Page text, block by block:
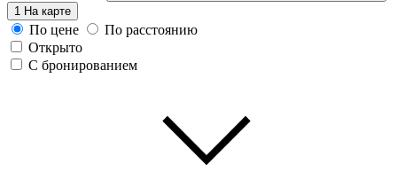
1 На карте
По цене
По расстоянию
Открыто
С бронированием